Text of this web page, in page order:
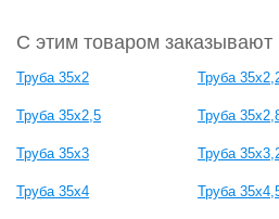
С этим товаром заказывают
Труба 35x2 Труба
Труба 35х2,5 Труба
Труба 35х3 Труба
Труба 35х4 Труба